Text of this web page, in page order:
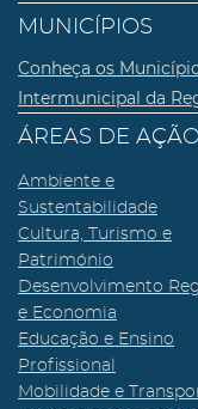
MUNICÍPIOS
Conheça os
Intermunicipal da
ÁREAS DE
Ambiente e
Sustentabilidade
Cultura, Turismo e
Património
Desenvolvimento
e Economia
Educação e Ensino
Profissional
Mobilidade e